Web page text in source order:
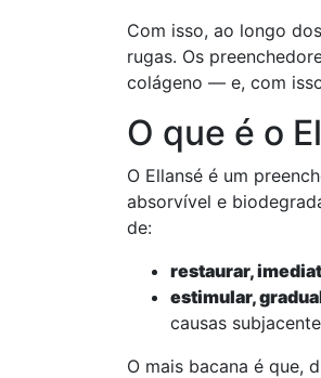
Com isso, ao longo
rugas. Os
colágeno — e, com
O que é o
O Ellansé é um
absorvível e
de:
restaurar,
estimular,
causas
O mais bacana é que,